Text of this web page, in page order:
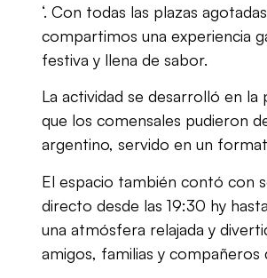
‘. Con todas las plazas
compartimos una experiencia
festiva y llena de sabor.
La actividad se desarrolló en la
que los comensales pudieron
argentino, servido en un
El espacio también contó con
directo desde las 19:30 hy
una atmósfera relajada y
amigos, familias y compañeros